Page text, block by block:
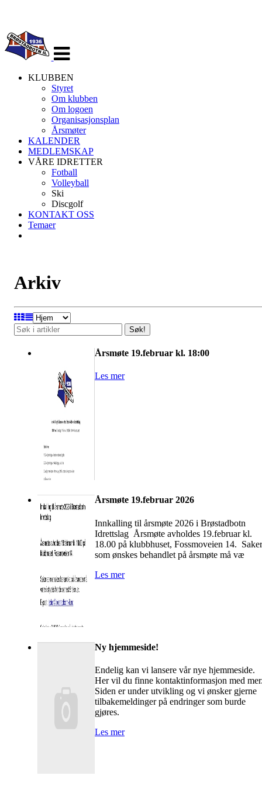
navigasjon
KLUBBEN
Styret
Om klubben
Om logoen
Organisasjonsplan
Årsmøter
KALENDER
MEDLEMSKAP
VÅRE IDRETTER
Fotball
Volleyball
Ski
Discgolf
KONTAKT OSS
Temaer
Arkiv
Søk!
Årsmøte 19.februar kl. 18:00
Les mer
Årsmøte 19.februar 2026
Innkalling til årsmøte 2026 i Brøstadbotn
Idrettslag Årsmøte avholdes 19.februar kl.
18.00 på klubbhuset, Fossmoveien 14. Saker
som ønskes behandlet på årsmøte må væ
Les mer
Ny hjemmeside!
Endelig kan vi lansere vår nye hjemmeside.
Her vil du finne kontaktinformasjon med
Siden er under utvikling og vi ønsker gjerne
tilbakemeldinger på endringer som burde
gjøres.
Les mer